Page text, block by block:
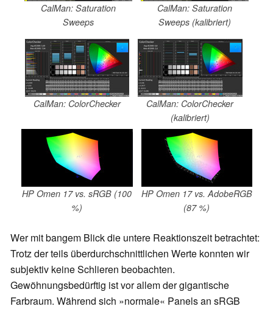
CalMan: Saturation
Sweeps
CalMan: Saturation
Sweeps (kalibriert)
CalMan: ColorChecker
CalMan: ColorChecker
(kalibriert)
HP Omen 17 vs. sRGB (100
%)
HP Omen 17 vs. AdobeRGB
(87 %)
Wer mit bangem Blick die untere Reaktionszeit betrachtet:
Trotz der teils überdurchschnittlichen Werte konnten wir
subjektiv keine Schlieren beobachten.
Gewöhnungsbedürftig ist vor allem der gigantische
Farbraum. Während sich »normale« Panels an sRGB